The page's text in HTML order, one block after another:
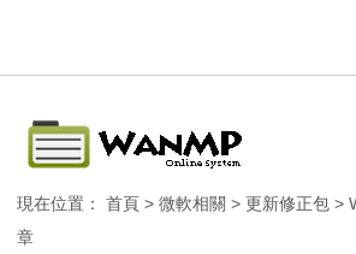
現在位置：首頁 >微軟相關 >更新修正包 >
章